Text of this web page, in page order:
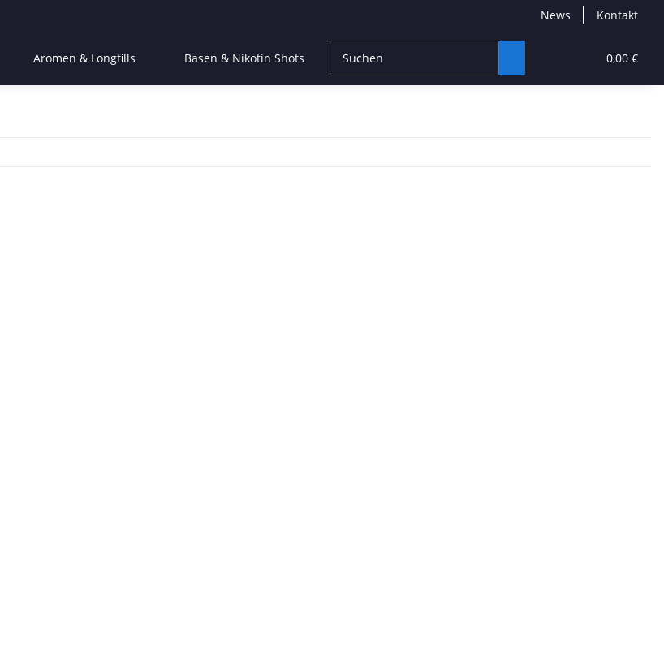
News Kontakt
0,00 €
Aromen & Longfills Basen & Nikotin Shots CBD Products High End